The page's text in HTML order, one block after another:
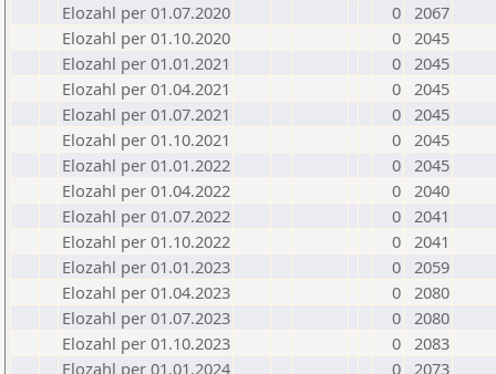
Elozahl per 01.07.2020
0 2067
Elozahl per 01.10.2020
0 2045
Elozahl per 01.01.2021
0 2045
Elozahl per 01.04.2021
0 2045
Elozahl per 01.07.2021
0 2045
Elozahl per 01.10.2021
0 2045
Elozahl per 01.01.2022
0 2045
Elozahl per 01.04.2022
0 2040
Elozahl per 01.07.2022
0 2041
Elozahl per 01.10.2022
0 2041
Elozahl per 01.01.2023
0 2059
Elozahl per 01.04.2023
0 2080
Elozahl per 01.07.2023
0 2080
Elozahl per 01.10.2023
0 2083
Elozahl per 01.01.2024
0 2073